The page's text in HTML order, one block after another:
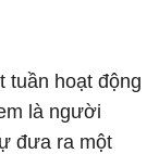
tuần hoạt động
là người
đưa ra một